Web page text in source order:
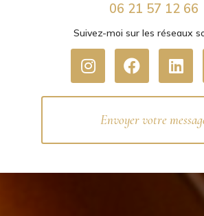
06 21 57 12 66
Suivez-moi sur les réseaux
Envoyer votre